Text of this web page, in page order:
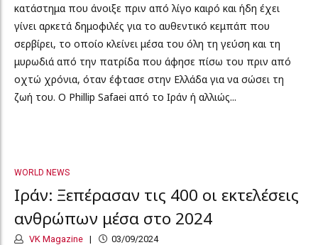
κατάστημα που άνοιξε πριν από λίγο καιρό και ήδη έχει
γίνει αρκετά δημοφιλές για το αυθεντικό κεμπάπ που
σερβίρει, το οποίο κλείνει μέσα του όλη τη γεύση και τη
μυρωδιά από την πατρίδα που άφησε πίσω του πριν από
οχτώ χρόνια, όταν έφτασε στην Ελλάδα για να σώσει τη
ζωή του. Ο Phillip Safaei από το Ιράν ή αλλιώς...
WORLD NEWS
Ιράν: Ξεπέρασαν τις 400 οι εκτελέσεις
ανθρώπων μέσα στο 2024
VK Magazine 03/09/2024